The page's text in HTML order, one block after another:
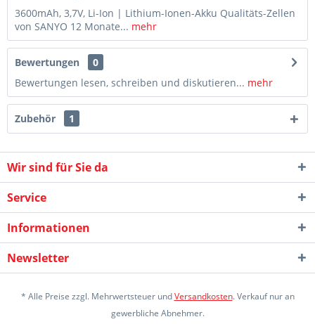
3600mAh, 3,7V, Li-Ion | Lithium-Ionen-Akku Qualitäts-Zellen
von SANYO 12 Monate... mehr
Bewertungen
0
Bewertungen lesen, schreiben und diskutieren... mehr
Zubehör 1
Wir sind für Sie da
Service
Informationen
Newsletter
* Alle Preise zzgl. Mehrwertsteuer undVersandkosten. Verkauf nur an
gewerbliche Abnehmer.